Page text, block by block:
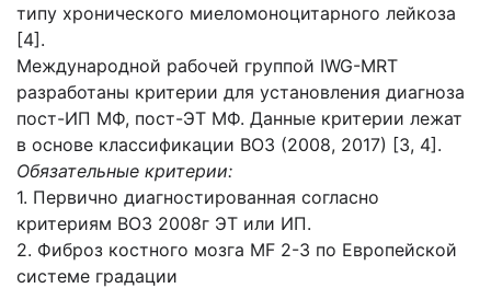
типу хронического миеломоноцитарного лейкоза
[4].
Международной рабочей группой IWG-MRT
разработаны критерии для установления диагноза
пост-ИП МФ, пост-ЭТ МФ. Данные критерии лежат
в основе классификации ВОЗ (2008, 2017) [3, 4].
Обязательные критерии:
1. Первично диагностированная согласно
критериям ВОЗ 2008г ЭТ или ИП.
2. Фиброз костного мозга MF 2-3 по Европейской
системе градации